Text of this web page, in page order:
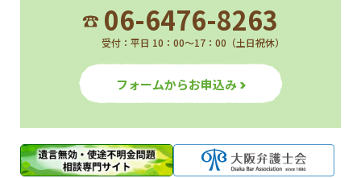
06-6476-8263
受付：平日 10：00～17：00（土日祝休）
フォームからお申込み